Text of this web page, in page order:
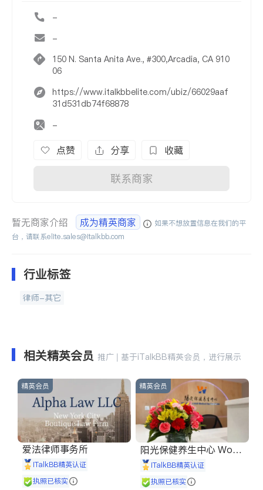
-
-
150 N. Santa Anita Ave., #300,Arcadia, CA 910
06
https://www.italkbbelite.com/ubiz/66029aaf
31d531db74f68878
-
点赞 分享 收藏
联系商家
暂无商家介绍 成为精英商家
如果不想放置信息在我们的平
台，请联系elite.sales@italkbb.com
行业标签
律师-其它
相关精英会员 推广 | 基于iTalkBB精英会员，进行展示
精英会员
爱法律师事务所
iTalkBB精英认证
执照已核实
精英会员
阳光保健养生中心 World
shine
iTalkBB精英认证
执照已核实